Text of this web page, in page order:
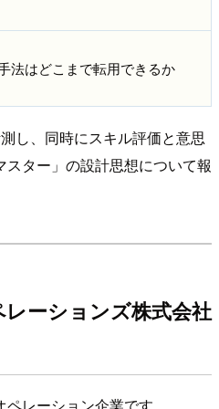
はどこまで転用できるか
し、同時にスキル評価と意思
ター」の設計思想について報
ーションズ株式会社
レーション企業です。